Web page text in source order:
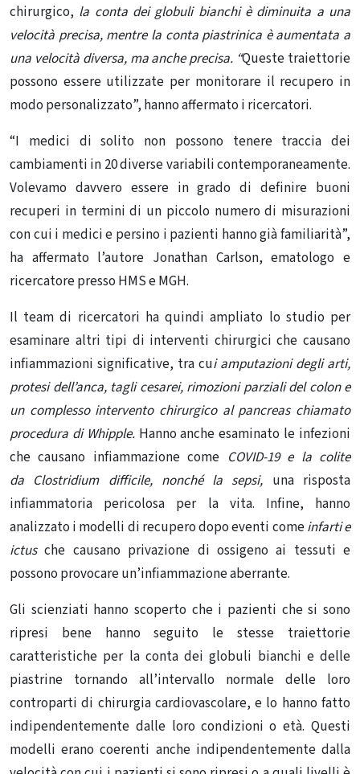
chirurgico, la conta dei globuli bianchi è diminuita a una
velocità precisa, mentre la conta piastrinica è aumentata a
una velocità diversa, ma anche precisa. “Queste traiettorie
possono essere utilizzate per monitorare il recupero in
modo personalizzato”, hanno affermato i ricercatori.
“I medici di solito non possono tenere traccia dei
cambiamenti in 20 diverse variabili contemporaneamente.
Volevamo davvero essere in grado di definire buoni
recuperi in termini di un piccolo numero di misurazioni
con cui i medici e persino i pazienti hanno già familiarità”,
ha affermato l’autore Jonathan Carlson, ematologo e
ricercatore presso HMS e MGH.
Il team di ricercatori ha quindi ampliato lo studio per
esaminare altri tipi di interventi chirurgici che causano
infiammazioni significative, tra cui amputazioni degli arti,
protesi dell’anca, tagli cesarei, rimozioni parziali del colon e
un complesso intervento chirurgico al pancreas chiamato
procedura di Whipple. Hanno anche esaminato le infezioni
che causano infiammazione come COVID-19 e la colite
da Clostridium difficile, nonché la sepsi, una risposta
infiammatoria pericolosa per la vita. Infine, hanno
analizzato i modelli di recupero dopo eventi comeinfarti e
ictusche causano privazione di ossigeno ai tessuti e
possono provocare un’infiammazione aberrante.
Gli scienziati hanno scoperto che i pazienti che si sono
ripresi bene hanno seguito le stesse traiettorie
caratteristiche per la conta dei globuli bianchi e delle
piastrine tornando all’intervallo normale delle loro
controparti di chirurgia cardiovascolare, e lo hanno fatto
indipendentemente dalle loro condizioni o età. Questi
modelli erano coerenti anche indipendentemente dalla